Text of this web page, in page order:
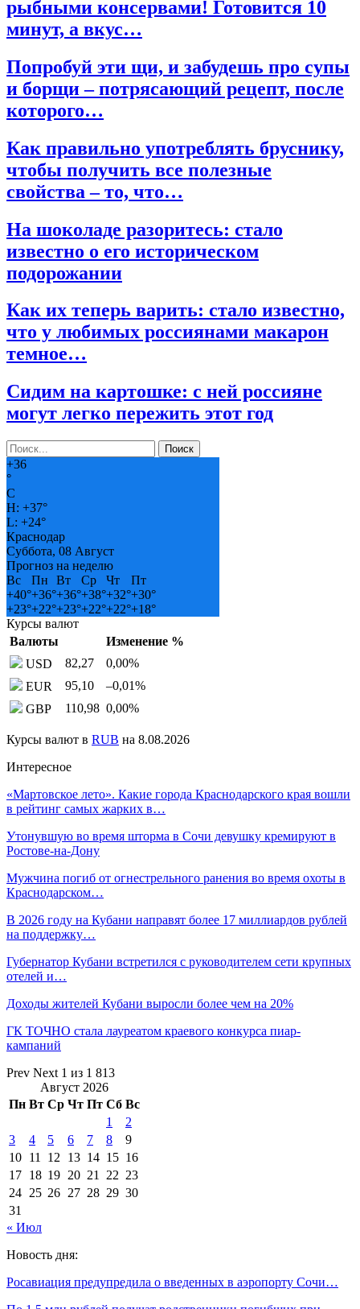
рыбными консервами! Готовится 10
минут, а вкус…
Попробуй эти щи, и забудешь про супы
и борщи – потрясающий рецепт, после
которого…
Как правильно употреблять бруснику,
чтобы получить все полезные
свойства – то, что…
На шоколаде разоритесь: стало
известно о его историческом
подорожании
Как их теперь варить: стало известно,
что у любимых россиянами макарон
темное…
Сидим на картошке: с ней россияне
могут легко пережить этот год
+36
°
C
H: +37°
L: +24°
Краснодар
Суббота, 08 Август
Прогноз на неделю
Вс
Пн Вт Ср Чт
Пт
+40°+36°+36°+38°+32°+30°
+23°+22°+23°+22°+22°+18°
Курсы валют
Валюты
Изменение %
USD
82,27 0,00%
EUR
95,10 –0,01%
GBP
110,98 0,00%
Курсы валют в RUB на 8.08.2026
Интересное
«Мартовское лето». Какие города Краснодарского края вошли
в рейтинг самых жарких в…
Утонувшую во время шторма в Сочи девушку кремируют в
Ростове-на-Дону
Мужчина погиб от огнестрельного ранения во время охоты в
Краснодарском…
В 2026 году на Кубани направят более 17 миллиардов рублей
на поддержку…
Губернатор Кубани встретился с руководителем сети крупных
отелей и…
Доходы жителей Кубани выросли более чем на 20%
ГК ТОЧНО стала лауреатом краевого конкурса пиар-
кампаний
Prev Next 1 из 1 813
Август 2026
Пн Вт Ср Чт Пт Сб Вс
1
2
3
4 5 6 7 8
9
10 11 12 13 14 15 16
17 18 19 20 21 22 23
24 25 26 27 28 29 30
31
« Июл
Новость дня:
Росавиация предупредила о введенных в аэропорту Сочи…